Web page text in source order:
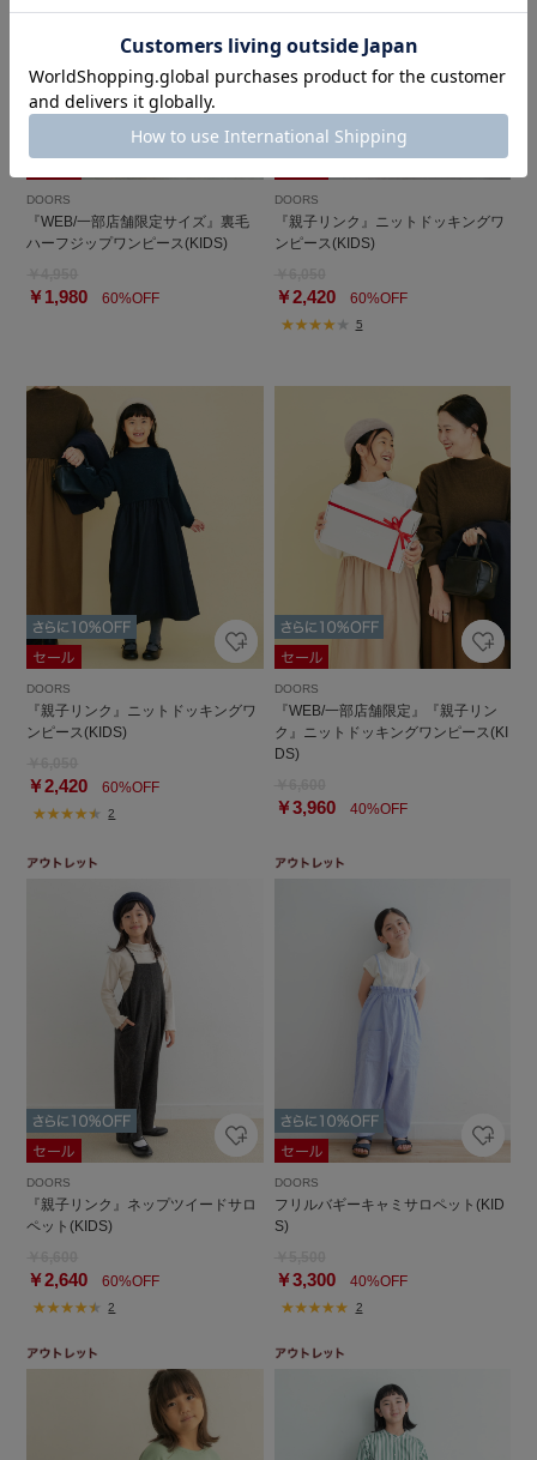
DOORS
『WEB/一部店舗限定サイズ』裏毛
ハーフジップワンピース(KIDS)
￥1,980 60%OFF
DOORS
『親子リンク』ニットドッキングワ
ンピース(KIDS)
￥2,42060%OFF
5
DOORS
『親子リンク』ニットドッキングワ
ンピース(KIDS)
￥2,420 60%OFF
2
DOORS
『WEB/一部店舗限定』『親子リン
ク』ニットドッキングワンピース(KI
DS)
￥3,96040%OFF
DOORS
『親子リンク』ネップツイードサロ
ペット(KIDS)
￥2,640 60%OFF
2
DOORS
フリルバギーキャミサロペット(KID
S)
￥3,30040%OFF
2